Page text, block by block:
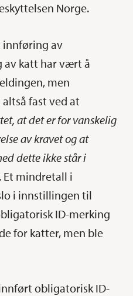
Norge.
av
av katt har vært å
men
fast ved at
at det er for vanskelig
av kravet og at
dette ikke står i
Et mindretall i
i innstillingen til
ID-merking
for katter, men ble
obligatorisk ID-